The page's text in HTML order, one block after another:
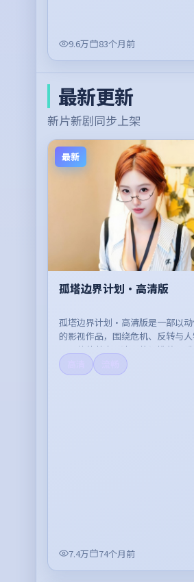
9.6万 83个月前
最新更新
新片新剧同步上架
最新
孤塔边界计划·高清版
孤塔边界计划·高清版是一部以
的影视作品，围绕危机、反转与
开，整体节奏紧凑，值得推荐观看
7.4万 74个月前